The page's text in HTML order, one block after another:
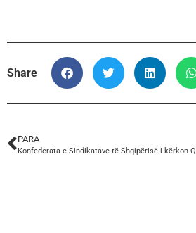
Share
PARA